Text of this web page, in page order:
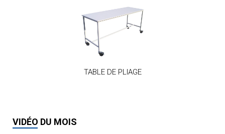
TABLE DE PLIAGE
VIDÉO DU MOIS